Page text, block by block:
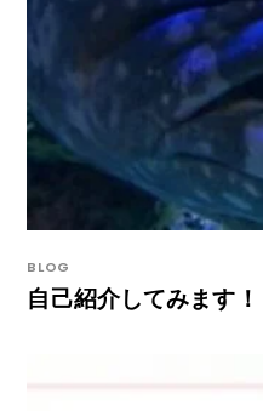
BLOG
自己紹介してみます！